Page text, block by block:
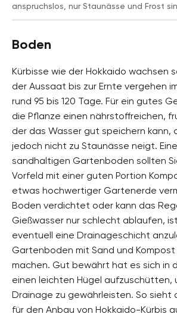
anspruchslos, nur Staunässe und Frost
Boden
Kürbisse wie der Hokkaido wachsen
der Aussaat bis zur Ernte vergehen
rund 95 bis 120 Tage. Für ein gutes
die Pflanze einen nährstoffreichen,
der das Wasser gut speichern kann,
jedoch nicht zu Staunässe neigt.
sandhaltigen Gartenboden sollten
Vorfeld mit einer guten Portion
etwas hochwertiger Gartenerde
Boden verdichtet oder kann das
Gießwasser nur schlecht ablaufen,
eventuell eine Drainageschicht
Gartenboden mit Sand und Kompost
machen. Gut bewährt hat es sich in
einen leichten Hügel aufzuschütten,
Drainage zu gewährleisten. So sieht
für den Anbau von Hokkaido-Kürbis